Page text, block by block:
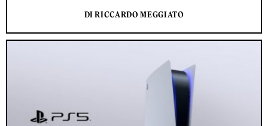
DI RICCARDO MEGGIATO